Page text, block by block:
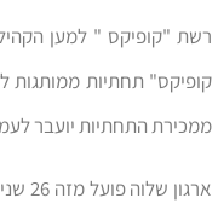
רשת "קופיקס " למען
ממכירת התחתיות יועבר